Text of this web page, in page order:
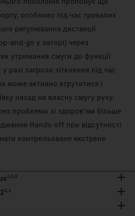
особливо під час тривалих
регулювання дистанції
and-go у заторі) через
утримання смуги до функції
разі загрози зіткнення під час
може активно втрутитися і
назад на власну смугу руху.
проблеми зі здоров'ям більше
Hands-off при відсутності
контрольоване екстрене
2,3,4
2,3